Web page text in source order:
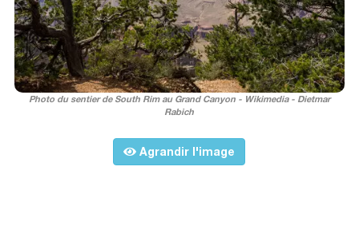
Photo du sentier de South Rim au Grand Canyon - Wikimedia - Dietmar
Rabich
Agrandir l'image